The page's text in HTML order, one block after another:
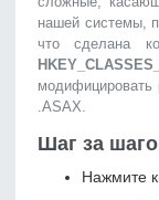
нашей системы,
что сделана
.ASAX.
Шаг за
Нажмите